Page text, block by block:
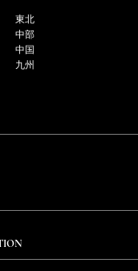
東北
中部
中国
九州